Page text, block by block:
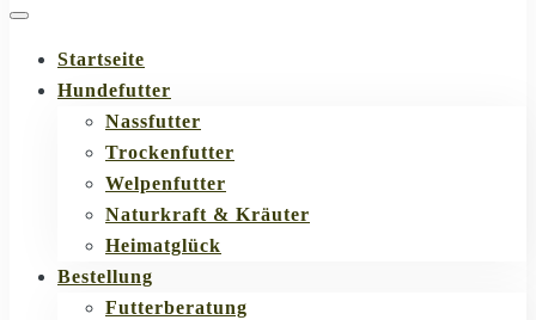
Startseite
Hundefutter
Nassfutter
Trockenfutter
Welpenfutter
Naturkraft & Kräuter
Heimatglück
Bestellung
Futterberatung